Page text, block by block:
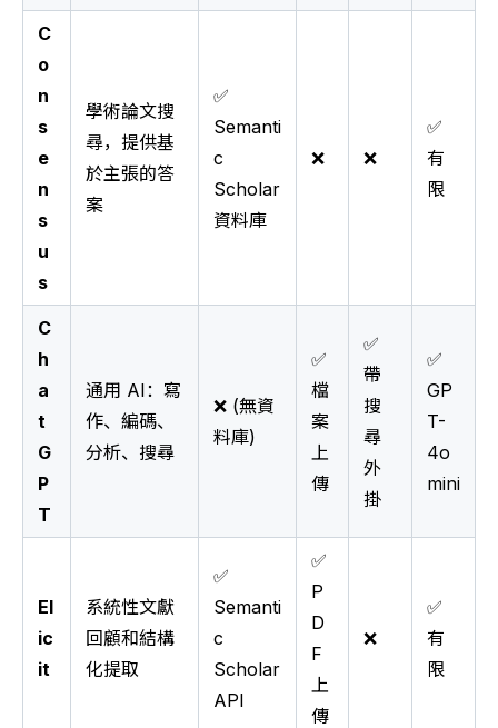
C
o
n
s
e
n
s
u
s
學術論文搜
尋，提供基
於主張的答
案
✅
Semanti
c
Scholar
資料庫
❌ ❌
✅
有
限
C
h
a
t
G
P
T
通用 AI：寫
作、編碼、
分析、搜尋
❌ (無資
料庫)
✅
檔
案
上
傳
✅
帶
搜
尋
外
掛
✅
GP
T-
4o
mini
El
ic
it
系統性文獻
回顧和結構
化提取
✅
Semanti
c
Scholar
API
✅
P
D
F
上
傳
❌
✅
有
限